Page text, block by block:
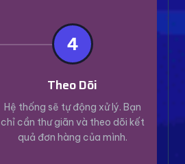
4
Theo Dõi
Hệ thống sẽ tự động xử lý. Bạn
chỉ cần thư giãn và theo dõi kết
quả đơn hàng của mình.